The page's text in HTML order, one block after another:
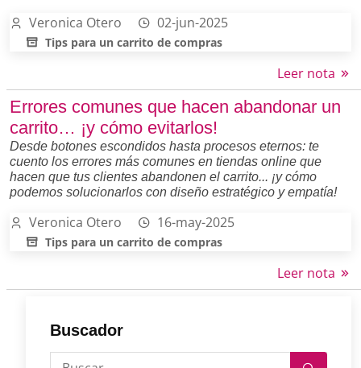
Buscador
Veronica Otero 02-jun-2025
Tips para un carrito de compras
Leer nota
Errores comunes que hacen abandonar un
carrito… ¡y cómo evitarlos!
Desde botones escondidos hasta procesos eternos: te
cuento los errores más comunes en tiendas online que
hacen que tus clientes abandonen el carrito... ¡y cómo
podemos solucionarlos con diseño estratégico y empatía!
Veronica Otero 16-may-2025
Tips para un carrito de compras
Leer nota